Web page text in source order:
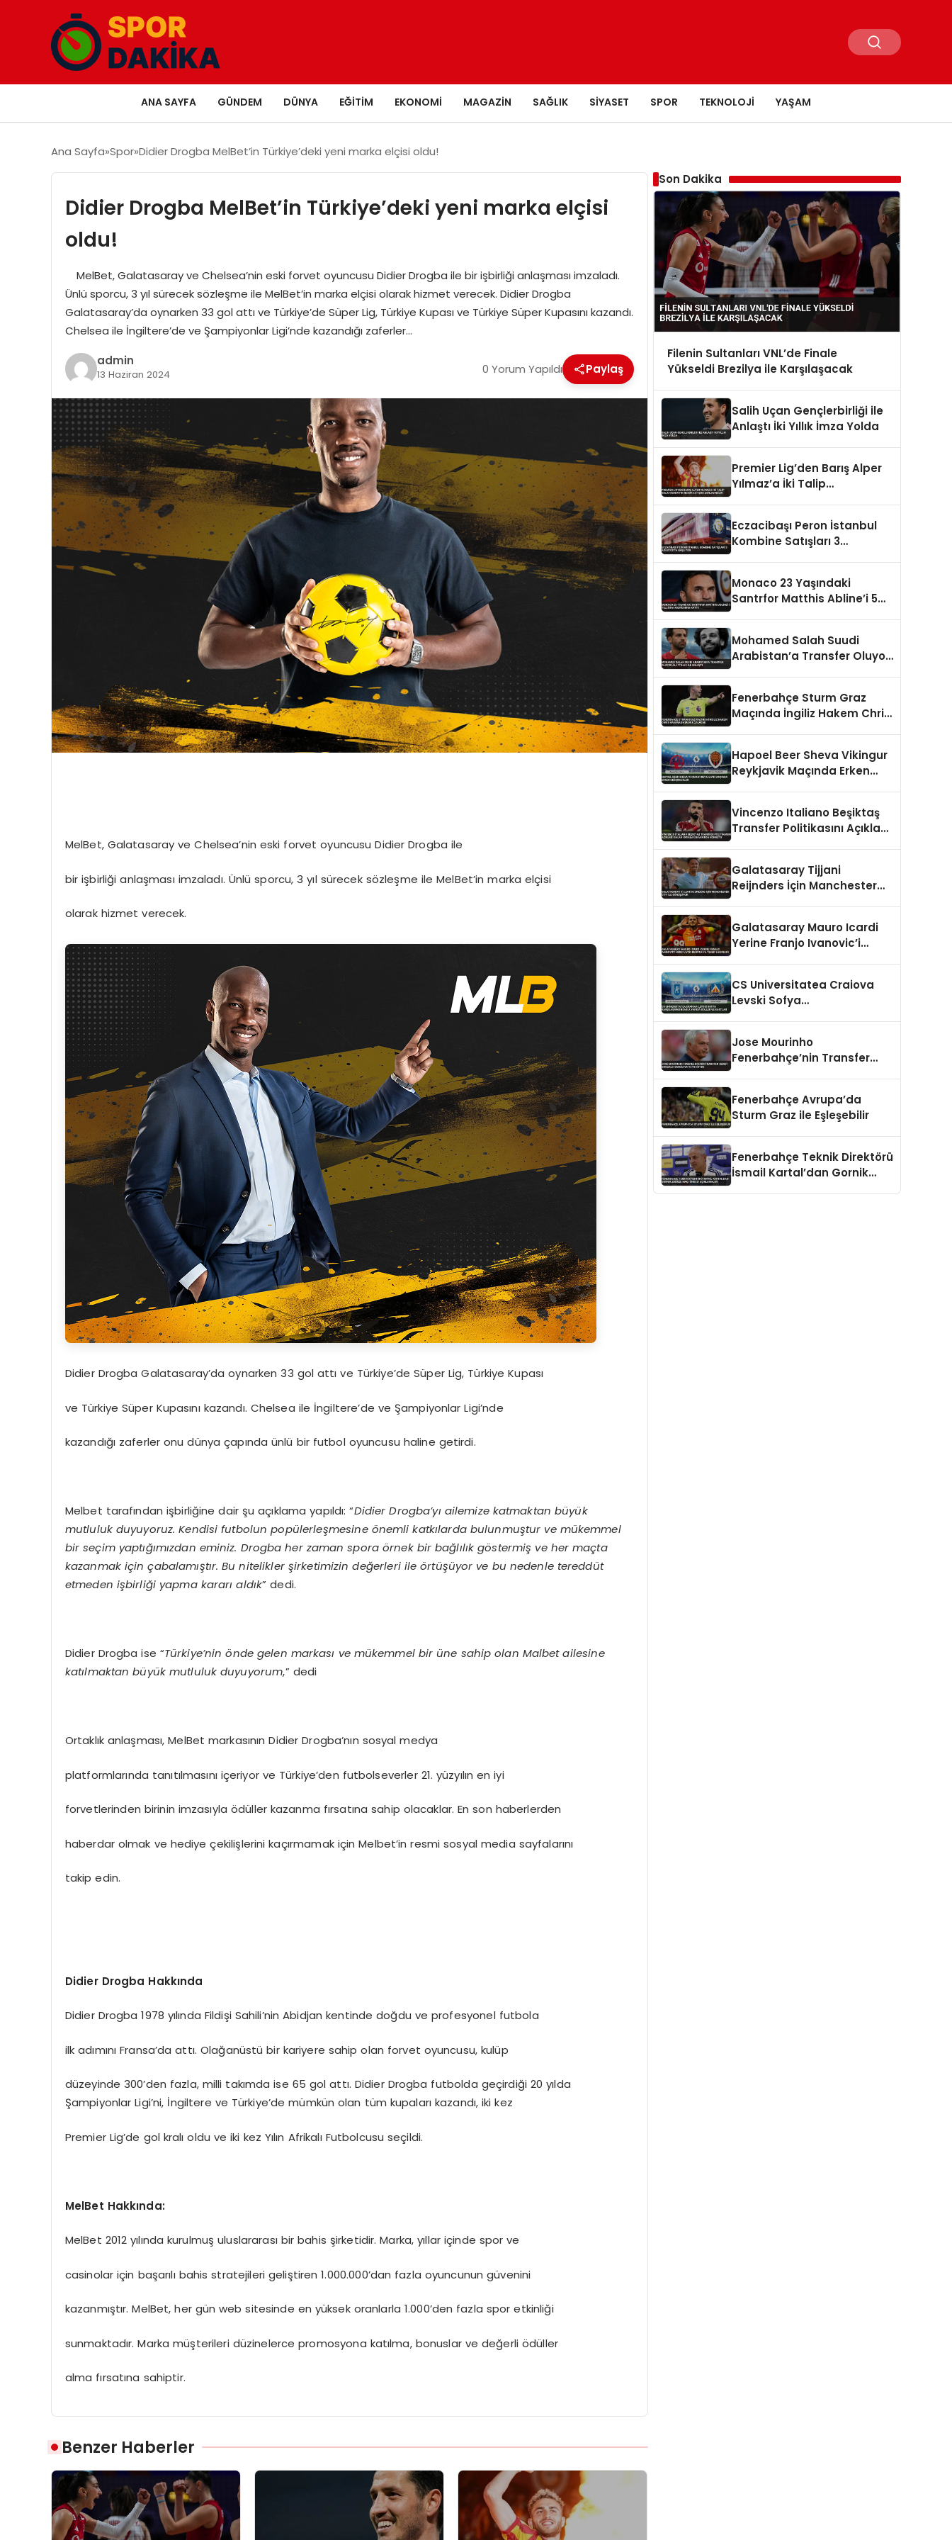
ANA SAYFA GÜNDEM DÜNYA EĞITIM EKONOMI MAGAZIN SAĞLIK SIYASET SPOR TEKNOLOJI YAŞAM
Ana Sayfa Spor Didier Drogba MelBet’in Türkiye’deki yeni marka elçisi oldu!
Didier Drogba MelBet’in Türkiye’deki yeni marka elçisi
oldu!
MelBet, Galatasaray ve Chelsea’nin eski forvet oyuncusu Didier Drogba ile bir işbirliği anlaşması imzaladı.
Ünlü sporcu, 3 yıl sürecek sözleşme ile MelBet’in marka elçisi olarak hizmet verecek. Didier Drogba
Galatasaray’da oynarken 33 gol attı ve Türkiye’de Süper Lig, Türkiye Kupası ve Türkiye Süper Kupasını kazandı.
Chelsea ile İngiltere’de ve Şampiyonlar Ligi’nde kazandığı zaferler…
admin
13 Haziran 2024 0 Yorum Yapıldı Paylaş
MelBet, Galatasaray ve Chelsea’nin eski forvet oyuncusu Didier Drogba ile
bir işbirliği anlaşması imzaladı. Ünlü sporcu, 3 yıl sürecek sözleşme ile MelBet’in marka elçisi
olarak hizmet verecek.
Didier Drogba Galatasaray’da oynarken 33 gol attı ve Türkiye’de Süper Lig, Türkiye Kupası
ve Türkiye Süper Kupasını kazandı. Chelsea ile İngiltere’de ve Şampiyonlar Ligi’nde
kazandığı zaferler onu dünya çapında ünlü bir futbol oyuncusu haline getirdi.
Melbet tarafından işbirliğine dair şu açıklama yapıldı: “Didier Drogba’yı ailemize katmaktan büyük
mutluluk duyuyoruz. Kendisi futbolun popülerleşmesine önemli katkılarda bulunmuştur ve mükemmel
bir seçim yaptığımızdan eminiz. Drogba her zaman spora örnek bir bağlılık göstermiş ve her maçta
kazanmak için çabalamıştır. Bu nitelikler şirketimizin değerleri ile örtüşüyor ve bu nedenle tereddüt
etmeden işbirliği yapma kararı aldık” dedi.
Didier Drogba ise “Türkiye’nin önde gelen markası ve mükemmel bir üne sahip olan Malbet ailesine
katılmaktan büyük mutluluk duyuyorum,” dedi
Ortaklık anlaşması, MelBet markasının Didier Drogba’nın sosyal medya
platformlarında tanıtılmasını içeriyor ve Türkiye’den futbolseverler 21. yüzyılın en iyi
forvetlerinden birinin imzasıyla ödüller kazanma fırsatına sahip olacaklar. En son haberlerden
haberdar olmak ve hediye çekilişlerini kaçırmamak için Melbet’in resmi sosyal media sayfalarını
takip edin.
Didier Drogba Hakkında
Didier Drogba 1978 yılında Fildişi Sahili’nin Abidjan kentinde doğdu ve profesyonel futbola
ilk adımını Fransa’da attı. Olağanüstü bir kariyere sahip olan forvet oyuncusu, kulüp
düzeyinde 300’den fazla, milli takımda ise 65 gol attı. Didier Drogba futbolda geçirdiği 20 yılda
Şampiyonlar Ligi’ni, İngiltere ve Türkiye’de mümkün olan tüm kupaları kazandı, iki kez
Premier Lig’de gol kralı oldu ve iki kez Yılın Afrikalı Futbolcusu seçildi.
MelBet Hakkında:
MelBet 2012 yılında kurulmuş uluslararası bir bahis şirketidir. Marka, yıllar içinde spor ve
casinolar için başarılı bahis stratejileri geliştiren 1.000.000’dan fazla oyuncunun güvenini
kazanmıştır. MelBet, her gün web sitesinde en yüksek oranlarla 1.000’den fazla spor etkinliği
sunmaktadır. Marka müşterileri düzinelerce promosyona katılma, bonuslar ve değerli ödüller
alma fırsatına sahiptir.
Benzer Haberler
Son Dakika
Filenin Sultanları VNL’de Finale
Yükseldi Brezilya ile Karşılaşacak
Salih Uçan Gençlerbirliği ile
Anlaştı İki Yıllık İmza Yolda
Premier Lig’den Barış Alper
Yılmaz’a İki Talip
Eczacibaşı Peron İstanbul
Kombine Satışları 3
Monaco 23 Yaşındaki
Santrfor Matthis Abline’i 5
Mohamed Salah Suudi
Arabistan’a Transfer Oluyor
Fenerbahçe Sturm Graz
Maçında İngiliz Hakem Chris
Hapoel Beer Sheva Vikingur
Reykjavik Maçında Erken
Vincenzo Italiano Beşiktaş
Transfer Politikasını Açıkladı
Galatasaray Tijjani
Reijnders İçin Manchester
Galatasaray Mauro Icardi
Yerine Franjo Ivanovic’i
CS Universitatea Craiova
Levski Sofya
Jose Mourinho
Fenerbahçe’nin Transfer
Fenerbahçe Avrupa’da
Sturm Graz ile Eşleşebilir
Fenerbahçe Teknik Direktörü
İsmail Kartal’dan Gornik